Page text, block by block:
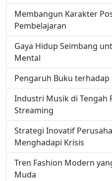
Membangun Karakter
Pembelajaran
Gaya Hidup Seimbang
Mental
Pengaruh Buku
Industri Musik di Tengah
Streaming
Strategi Inovatif
Menghadapi Krisis
Tren Fashion Modern
Muda